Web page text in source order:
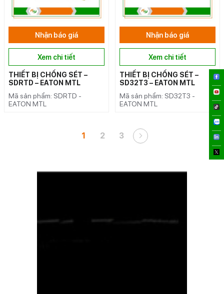
Nhận báo giá
Xem chi tiết
THIẾT BỊ CHỐNG SÉT –
SDRTD – EATON MTL
Mã sản phẩm: SDRTD -
EATON MTL
Nhận báo giá
Xem chi tiết
THIẾT BỊ CHỐNG SÉT –
SD32T3 – EATON MTL
Mã sản phẩm: SD32T3 -
EATON MTL
1 2 3